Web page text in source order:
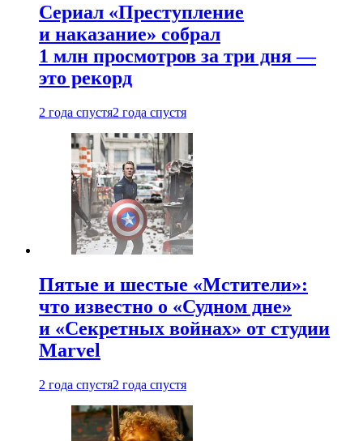
Сериал «Преступление
и наказание» собрал
1 млн просмотров за три дня —
это рекорд
2 года спустя2 года спустя
Пятые и шестые «Мстители»:
что известно о «Судном дне»
и «Секретных войнах» от студии
Marvel
2 года спустя2 года спустя